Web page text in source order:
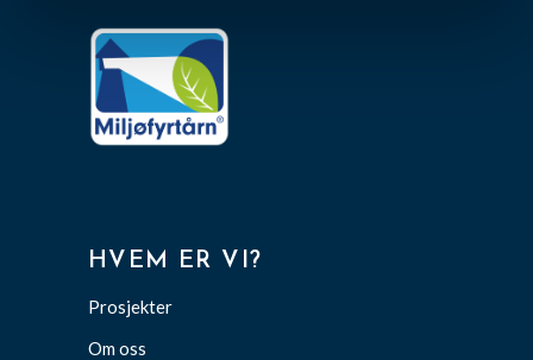
HVEM ER VI?
Prosjekter
Om oss